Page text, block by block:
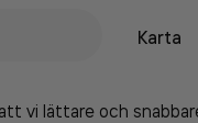
Karta
vi lättare och